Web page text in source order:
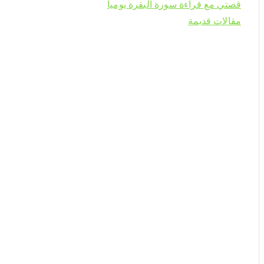
قصتي مع قراءة سورة البقرة يوميا
مقالات قديمة